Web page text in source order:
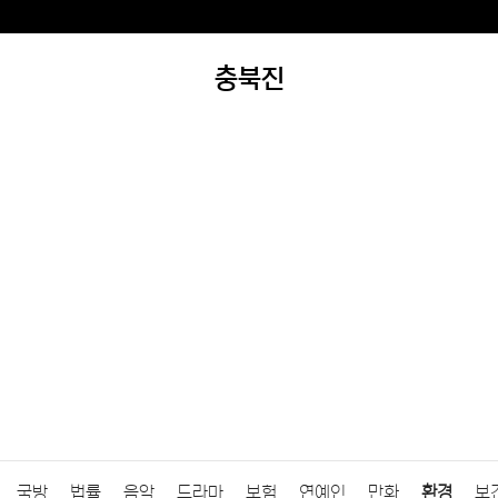
충북진
국방 법률 음악 드라마 보험 연예인 만화 환경 보